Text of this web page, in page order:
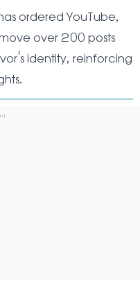
ordered YouTube,
over 200 posts
identity, reinforcing